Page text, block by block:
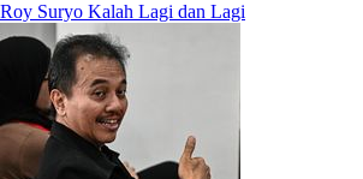
Roy Suryo Kalah Lagi dan Lagi